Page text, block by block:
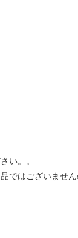
い。。
ではございません